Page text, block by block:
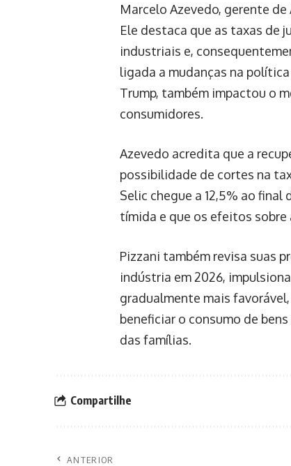
Marcelo Azevedo, gerente
Ele destaca que as taxas de
industriais e,
ligada a mudanças na
Trump, também impactou o
consumidores.
Azevedo acredita que a
possibilidade de cortes na
Selic chegue a 12,5% ao
tímida e que os efeitos sobre
Pizzani também revisa suas
indústria em 2026,
gradualmente mais
beneficiar o consumo de
das famílias.
Compartilhe
ANTERIOR